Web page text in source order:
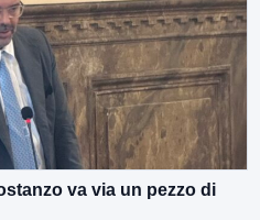
va via un pezzo di